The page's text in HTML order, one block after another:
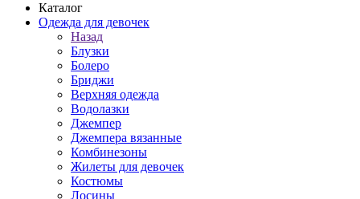
Каталог
Одежда для девочек
Назад
Блузки
Болеро
Бриджи
Верхняя одежда
Водолазки
Джемпер
Джемпера вязанные
Комбинезоны
Жилеты для девочек
Костюмы
Лосины